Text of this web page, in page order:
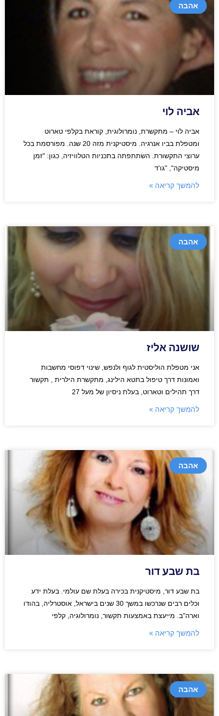
אהבה
אביה לוי
אביה לוי – מתקשרת, נומרולוגית, קוראת בקלפי טארוט
ומטפלת בביו אנרגיה. מיסטיקנית מזה 20 שנה. מפורסמת בכל
ערוצי התקשורת. השתתפתה בתכניות הטלוויזיה, כגון: "זמן
מיסטיקה", "גו'ד
להמשך קריאה »
אהבה
שושנה אליז
אני מטפלת הוליסטית לגוף ולנפש, שינוי דפוסי מחשבות
ואמונות דרך טיפול בתטא הילינג, מתקשרת הילרית , תקשור
דרך תהילים וטארוט, בעלת ניסיון של מעל 27
להמשך קריאה »
אהבה
בת שבע דור
בת שבע דור, מיסטיקנית בכירה בעלת שם עולמי. בעלת ידע
וכלים רבים שנרכשו במשך 30 שנים בישראל, אוסטרליה, בהודו
וארה"ב. מייעצת באמצעות תקשור, נומרולוגיה, קלפי
להמשך קריאה »
אהבה